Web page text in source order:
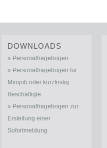
DOWNLOADS
Personalfragebogen
Personalfragebogen für
Minijob oder kurzfristig
Beschäftigte
Personalfragebogen zur
Erstellung einer
Sofortmeldung